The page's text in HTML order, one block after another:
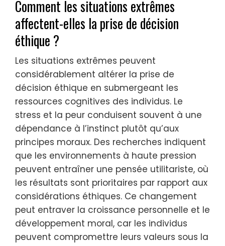
Comment les situations extrêmes
affectent-elles la prise de décision
éthique ?
Les situations extrêmes peuvent
considérablement altérer la prise de
décision éthique en submergeant les
ressources cognitives des individus. Le
stress et la peur conduisent souvent à une
dépendance à l’instinct plutôt qu’aux
principes moraux. Des recherches indiquent
que les environnements à haute pression
peuvent entraîner une pensée utilitariste, où
les résultats sont prioritaires par rapport aux
considérations éthiques. Ce changement
peut entraver la croissance personnelle et le
développement moral, car les individus
peuvent compromettre leurs valeurs sous la